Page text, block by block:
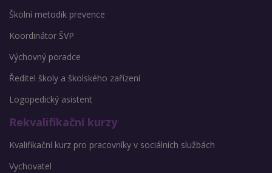
Školní metodik prevence
Koordinátor ŠVP
Výchovný poradce
Ředitel školy a školského zařízení
Logopedický asistent
Rekvalifikační kurzy
Kvalifikační kurz pro pracovníky v sociálních službách
Vychovatel